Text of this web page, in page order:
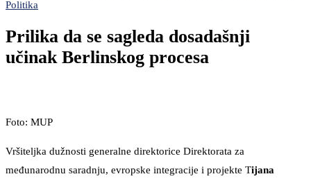
Politika
Prilika da se sagleda dosadašnji
učinak Berlinskog procesa
Foto: MUP
Vršiteljka dužnosti generalne direktorice Direktorata za
međunarodnu saradnju, evropske integracije i projekte Tijana